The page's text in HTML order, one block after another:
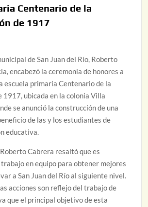
Centenario de la
de 1917
de San Juan del Río, Roberto
encabezó la ceremonia de honores a
escuela primaria Centenario de la
1917, ubicada en la colonia Villa
se anunció la construcción de una
de las y los estudiantes de
educativa.
Cabrera resaltó que es
en equipo para obtener mejores
a San Juan del Río al siguiente nivel.
acciones son reflejo del trabajo de
que el principal objetivo de esta